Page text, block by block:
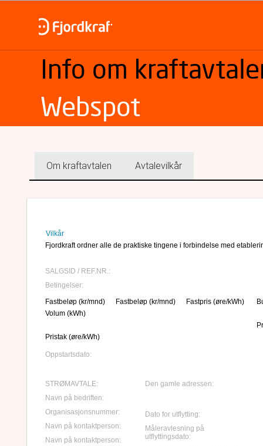
Info om
Webspot
Om kraftavtalen Avtalevilkår
Vilkår
Fjordkraft ordner alle de praktiske tingene i forbindelse med
SALGSID / REF.NR.:
Betingelser:
Fastbeløp (kr/mnd)
Fastbeløp (kr/mnd) Fastpris (øre/kWh)
Volum (kWh)
Pristak (øre/kWh)
Oppstartsdato:
STRØMAVTALE:
Navn på bedriften:
Organisasjonsnummer:
Navn på kontaktperson:
Navn på kontaktperson:
Den gamle adressen:
Dato for utflytting:
Måleravlesning på
utflyttingsdato: